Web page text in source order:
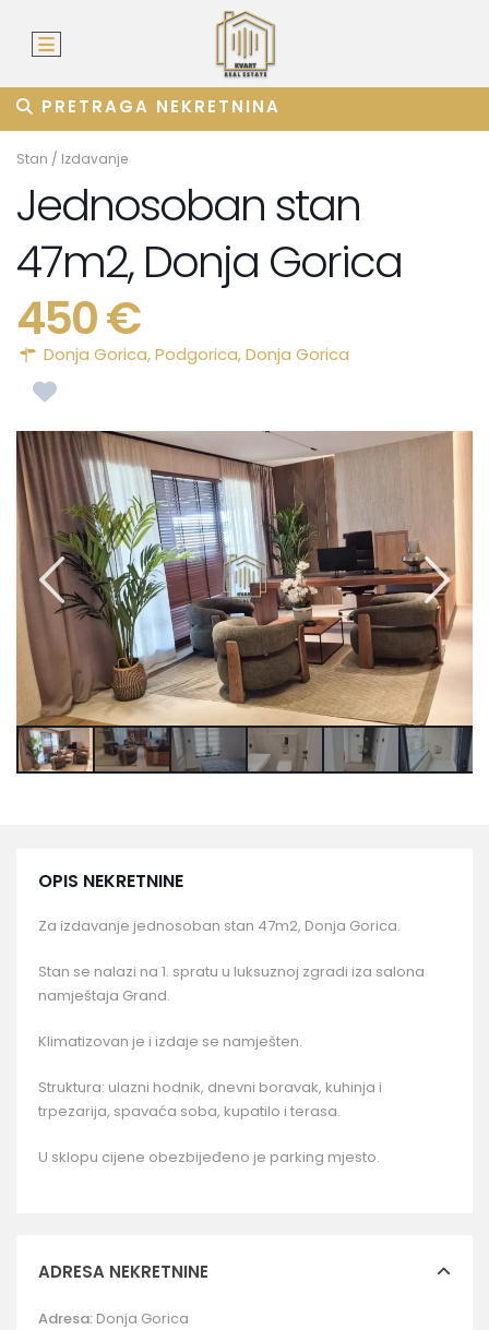
PRETRAGA NEKRETNINA
Stan / Izdavanje
Jednosoban stan
47m2, Donja Gorica
450 €
Donja Gorica,Podgorica,Donja Gorica
OPIS NEKRETNINE
Za izdavanje jednosoban stan 47m2, Donja Gorica.
Stan se nalazi na 1. spratu u luksuznoj zgradi iza salona
namještaja Grand.
Klimatizovan je i izdaje se namješten.
Struktura: ulazni hodnik, dnevni boravak, kuhinja i
trpezarija, spavaća soba, kupatilo i terasa.
U sklopu cijene obezbijeđeno je parking mjesto.
ADRESA NEKRETNINE
Adresa: Donja Gorica